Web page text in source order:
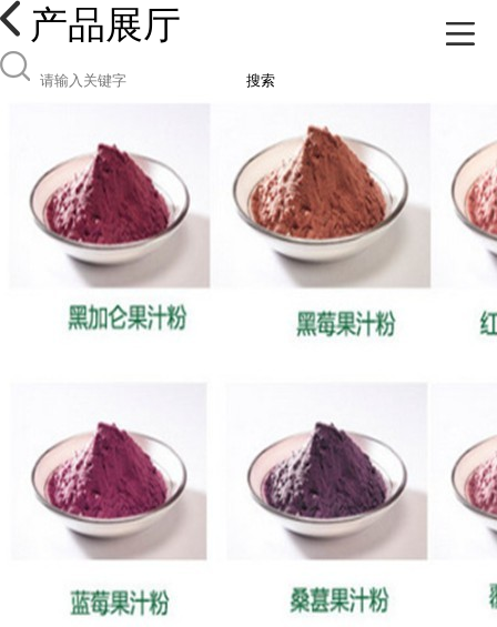
产品展厅
搜索